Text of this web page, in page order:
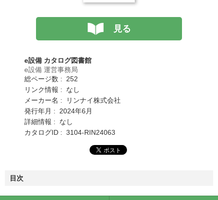
見る
e設備 カタログ図書館
e設備 運営事務局
総ページ数 : 252
リンク情報 : なし
メーカー名 : リンナイ株式会社
発行年月 : 2024年6月
詳細情報 : なし
カタログID : 3104-RIN24063
目次